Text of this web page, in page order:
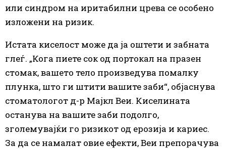
или синдром на иритабилни црева се особено
изложени на ризик.
Истата киселост може да ја оштети и забната
глеѓ. „Кога пиете сок од портокал на празен
стомак, вашето тело произведува помалку
плунка, што ги штити вашите заби“, објаснува
стоматологот д-р Мајкл Веи. Киселината
останува на вашите заби подолго,
зголемувајќи го ризикот од ерозија и кариес.
За да се намалат овие ефекти, Веи препорачува